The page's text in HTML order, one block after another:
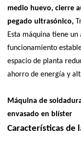
medio huevo, cierre
pegado ultrasónico,
Esta máquina tiene
funcionamiento
espacio de planta
ahorro de energía y
Máquina de
envasado en blíster
Características de